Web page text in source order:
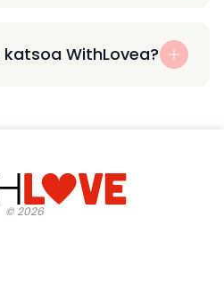
WithLovea?
©2026